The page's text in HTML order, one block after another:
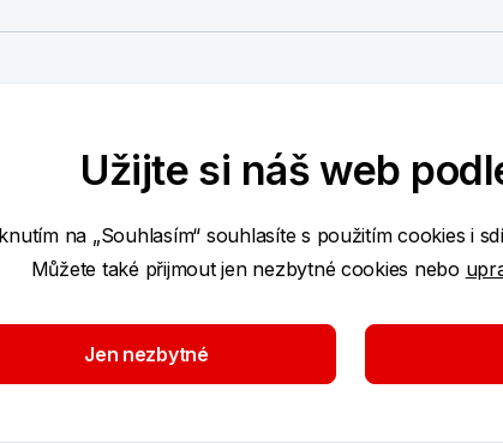
-50 000,00
Užijte si náš web
na „Souhlasím“ souhlasíte s použitím cookies i
Můžete také přijmout jen nezbytné cookies nebo
Jen nezbytné